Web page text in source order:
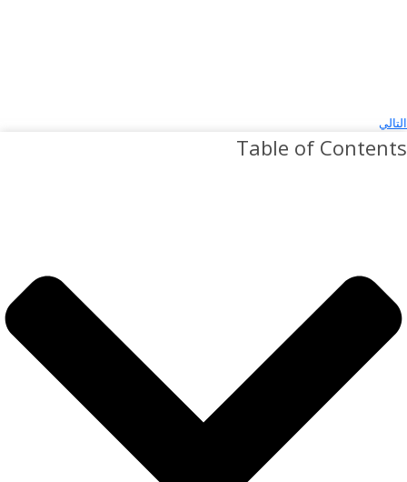
التالي
Table of Contents